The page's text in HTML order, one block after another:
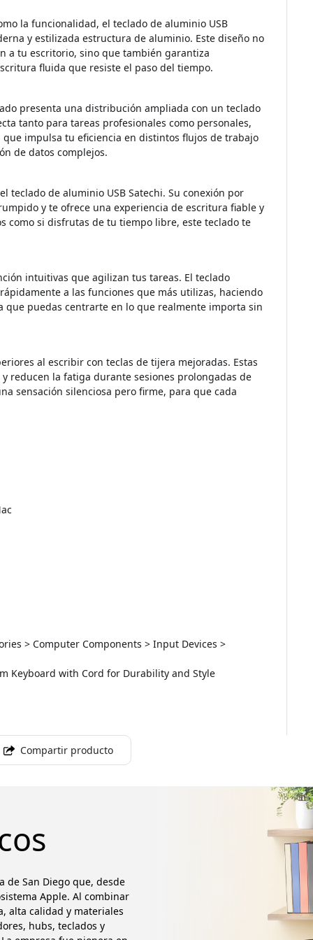
la funcionalidad, el teclado de aluminio USB
y estilizada estructura de aluminio. Este diseño no
a tu escritorio, sino que también garantiza
fluida que resiste el paso del tiempo.
presenta una distribución ampliada con un teclado
tanto para tareas profesionales como personales,
impulsa tu eficiencia en distintos flujos de trabajo
de datos complejos.
teclado de aluminio USB Satechi. Su conexión por
y te ofrece una experiencia de escritura fiable y
como si disfrutas de tu tiempo libre, este teclado te
intuitivas que agilizan tus tareas. El teclado
a las funciones que más utilizas, haciendo
puedas centrarte en lo que realmente importa sin
al escribir con teclas de tijera mejoradas. Estas
reducen la fatiga durante sesiones prolongadas de
sensación silenciosa pero firme, para que cada
> Computer Components > Input Devices >
Keyboard with Cord for Durability and Style
Compartir producto
de San Diego que, desde
Apple. Al combinar
alta calidad y materiales
hubs, teclados y